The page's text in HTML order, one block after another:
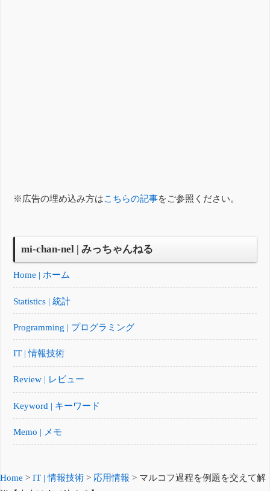
※広告の埋め込み方はこちらの記事をご参照ください。
mi-chan-nel | みっちゃんねる
Home | ホーム
Statistics | 統計
Programming | プログラミング
IT | 情報技術
Review | レビュー
Keyword | キーワード
Memo | メモ
Home > IT | 情報技術 > 応用情報 > マルコフ過程を例題を交えて解